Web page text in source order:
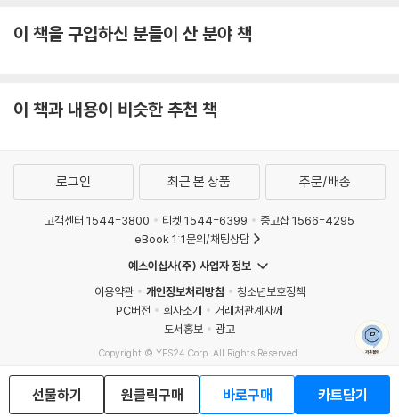
이 책을 구입하신 분들이 산 분야 책
이 책과 내용이 비슷한 추천 책
선물하기 원클릭구매 바로구매 카트담기
로그인 최근 본 상품 주문/배송
고객센터 1544-3800 티켓 1544-6399
중고샵 1566-4295
eBook 1:1문의/채팅상담
예스이십사(주) 사업자 정보
이용약관
개인정보처리방침
청소년보호정책
PC버전
회사소개
거래처관계자께
도서홍보
광고
Copyright © YES24 Corp. All Rights Reserved.